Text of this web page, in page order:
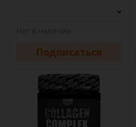
Подписаться